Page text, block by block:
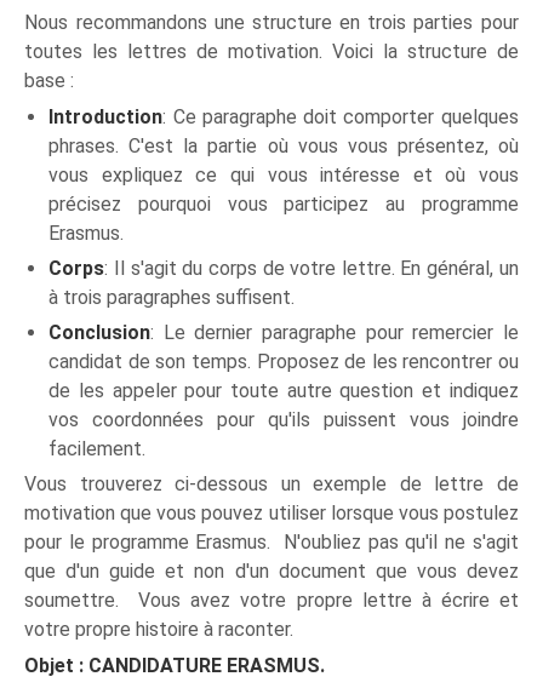
Nous recommandons une structure en trois parties pour
toutes les lettres de motivation. Voici la structure de
base :
Introduction: Ce paragraphe doit comporter quelques
phrases. C'est la partie où vous vous présentez, où
vous expliquez ce qui vous intéresse et où vous
précisez pourquoi vous participez au programme
Erasmus.
Corps: Il s'agit du corps de votre lettre. En général, un
à trois paragraphes suffisent.
Conclusion: Le dernier paragraphe pour remercier le
candidat de son temps. Proposez de les rencontrer ou
de les appeler pour toute autre question et indiquez
vos coordonnées pour qu'ils puissent vous joindre
facilement.
Vous trouverez ci-dessous un exemple de lettre de
motivation que vous pouvez utiliser lorsque vous postulez
pour le programme Erasmus. N'oubliez pas qu'il ne s'agit
que d'un guide et non d'un document que vous devez
soumettre. Vous avez votre propre lettre à écrire et
votre propre histoire à raconter.
Objet : CANDIDATURE ERASMUS.